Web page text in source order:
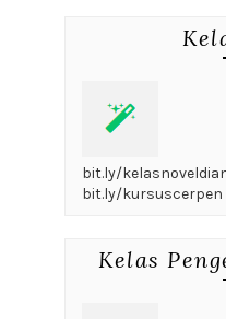
bit.ly/
bit.ly/kursuscerpen
Kelas